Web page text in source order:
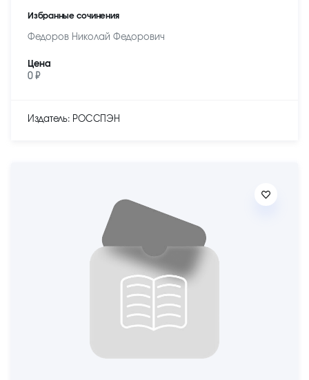
Избранные сочинения
Федоров Николай Федорович
Цена
0 ₽
Издатель: РОССПЭН